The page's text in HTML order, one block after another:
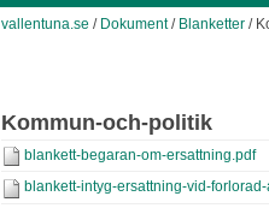
vallentuna.se / Dokument/ Blanketter /
Kommun-och-politik
blankett-begaran-om-ersattning.pdf
blankett-intyg-ersattning-vid-